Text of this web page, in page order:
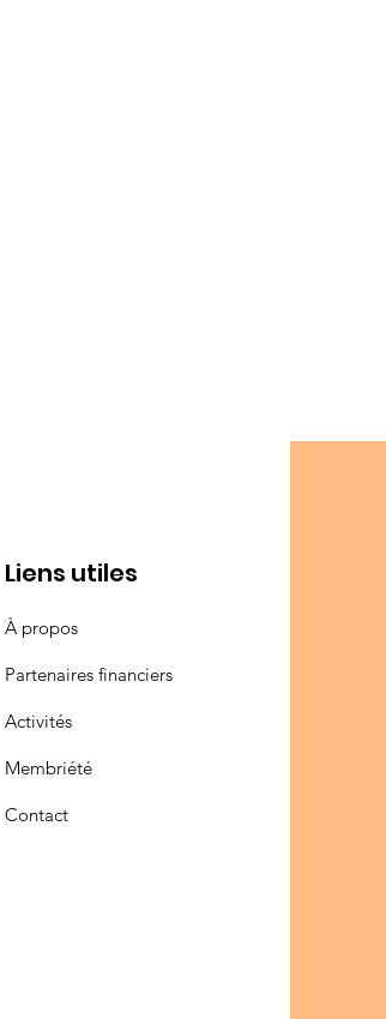
Liens utiles
À propos
Partenaires financiers
Activités
Membriété
Contact